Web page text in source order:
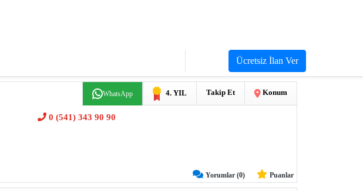
Ücretsiz İlan Ver
0 (541) 343 90 90
Yorumlar (0) Puanlar
WhatsApp 4. YIL Takip Et Konum